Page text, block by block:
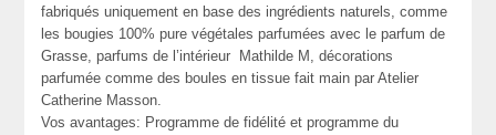
fabriqués uniquement en base des ingrédients naturels, comme
les bougies 100% pure végétales parfumées avec le parfum de
Grasse, parfums de l’intérieur Mathilde M, décorations
parfumée comme des boules en tissue fait main par Atelier
Catherine Masson.
Vos avantages: Programme de fidélité et programme du